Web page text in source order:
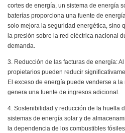
cortes de energía, un sistema de energía
baterías proporciona una fuente de
solo mejora la seguridad energética, sino
la presión sobre la red eléctrica nacional
demanda.
3. Reducción de las facturas de energía:
propietarios pueden reducir
El exceso de energía puede venderse a
genera una fuente de ingresos adicional.
4. Sostenibilidad y reducción de la huella
sistemas de energía solar y de
la dependencia de los combustibles